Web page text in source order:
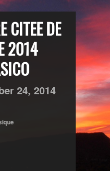
CITEE DE
2014
24, 2014